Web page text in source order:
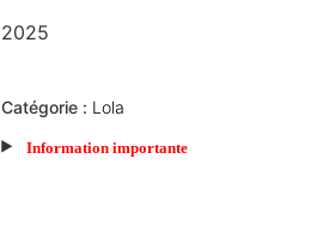
2025
Catégorie : Lola
Information importante